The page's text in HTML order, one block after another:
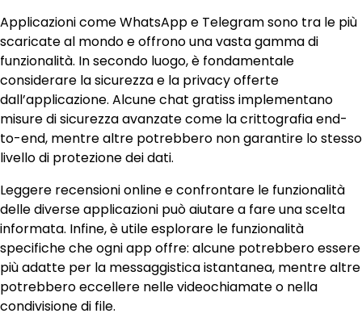
Applicazioni come WhatsApp e Telegram sono tra le più
scaricate al mondo e offrono una vasta gamma di
funzionalità. In secondo luogo, è fondamentale
considerare la sicurezza e la privacy offerte
dall’applicazione. Alcune chat gratiss implementano
misure di sicurezza avanzate come la crittografia end-
to-end, mentre altre potrebbero non garantire lo stesso
livello di protezione dei dati.
Leggere recensioni online e confrontare le funzionalità
delle diverse applicazioni può aiutare a fare una scelta
informata. Infine, è utile esplorare le funzionalità
specifiche che ogni app offre: alcune potrebbero essere
più adatte per la messaggistica istantanea, mentre altre
potrebbero eccellere nelle videochiamate o nella
condivisione di file.